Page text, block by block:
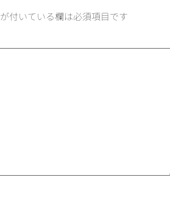
が付いている欄は必須項目です